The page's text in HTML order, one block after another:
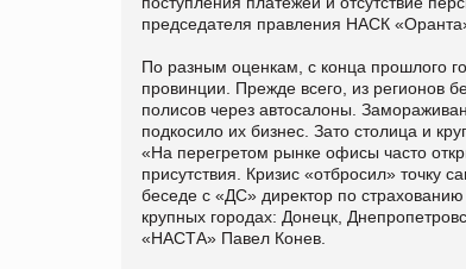
председателя правления НАСК
По разным оценкам, с конца прошлого
провинции. Прежде всего, из регионов
полисов через автосалоны.
подкосило их бизнес. Зато столица и
«На перегретом рынке офисы часто
присутствия. Кризис «отбросил» точку
беседе с «ДС» директор по
крупных городах: Донецк,
«НАСТА» Павел Конев.